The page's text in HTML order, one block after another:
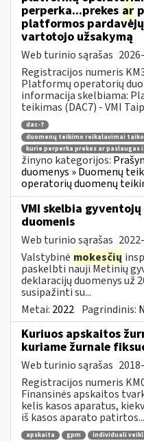
perperka...prekes ar
platformos
vartotojo užsakymą
Web turinio sąrašas
Registracijos numeris
Platformų operatorių
informacija skelbiama:
teikimas (DAC7) - VMI
dac-7
duomenų teikimo reikalavimai
kurie perperka prekes ar paslaugas
žinyno kategorijos:
duomenys » Duomenų
operatorių duomenų
VMI skelbia
duomenis
Web turinio sąrašas
Valstybinė mokesčių
paskelbti nauji Metinių
deklaracijų duomenys už
susipažinti su...
Metai: 2022 Pagrindinis:
Kuriuos apskaitos
kuriame žurnale
Web turinio sąrašas
Registracijos numeris
Finansinės apskaitos
kelis kasos aparatus,
iš kasos aparato patirtos...
apskaita gpm individuali